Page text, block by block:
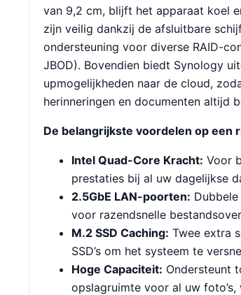
van 9,2 cm, blijft het apparaat koel
zijn veilig dankzij de afsluitbare
ondersteuning voor diverse RAID-
JBOD). Bovendien biedt Synology
upmogelijkheden naar de cloud,
herinneringen en documenten altijd
De belangrijkste voordelen op een
Intel Quad-Core Kracht: Voor
prestaties bij al uw dagelijkse
2.5GbE LAN-poorten:
voor razendsnelle
M.2 SSD Caching: Twee extra
SSD’s om het systeem te
Hoge Capaciteit: Ondersteunt
opslagruimte voor al uw foto’s,